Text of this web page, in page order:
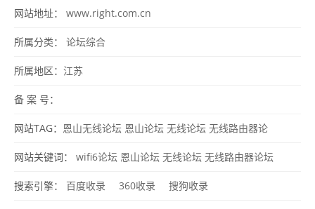
网站地址： www.right.com.cn
所属分类： 论坛综合
所属地区： 江苏
备 案 号：
网站TAG： 恩山无线论坛 恩山论坛 无线论坛 无线路由器论
坛 openwrt论坛 x86软路由论坛 小米无线路由器论坛 wifi6论坛
网站关键词： wifi6论坛 恩山论坛 无线论坛 无线路由器论坛
openwrt论坛
搜索引擎： 百度收录 360收录 搜狗收录